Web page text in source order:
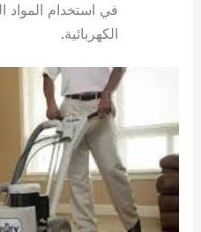
في استخدام المواد
الكهربائية.